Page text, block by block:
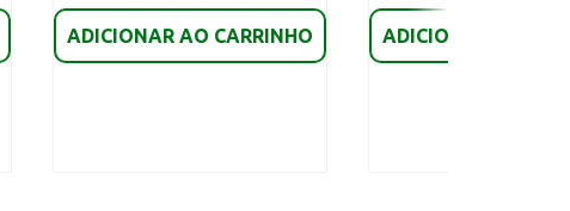
ADICIONAR AO CARRINHO ADICIONAR AO